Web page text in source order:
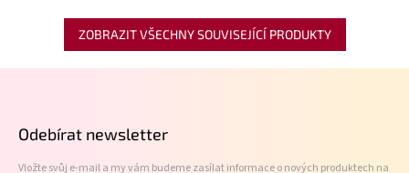
ZOBRAZIT VŠECHNY SOUVISEJÍCÍ PRODUKTY
Odebírat newsletter
Vložte svůj e-mail a my vám budeme zasílat informace o nových produktech na